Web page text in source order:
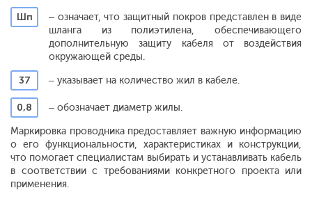
Шп
– означает, что защитный покров представлен в виде
шланга из полиэтилена, обеспечивающего
дополнительную защиту кабеля от воздействия
окружающей среды.
37
– указывает на количество жил в кабеле.
0,8
– обозначает диаметр жилы.
Маркировка проводника предоставляет важную информацию
о его функциональности, характеристиках и конструкции,
что помогает специалистам выбирать и устанавливать кабель
в соответствии с требованиями конкретного проекта или
применения.